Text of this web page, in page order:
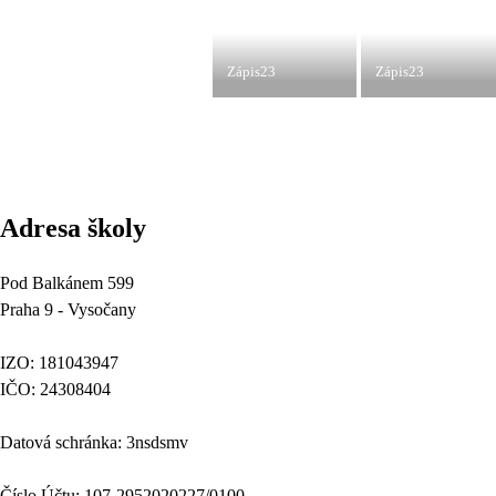
Zápis23 Zápis23
Adresa školy
Pod Balkánem 599
Praha 9 - Vysočany
IZO: 181043947
IČO: 24308404
Datová schránka: 3nsdsmv